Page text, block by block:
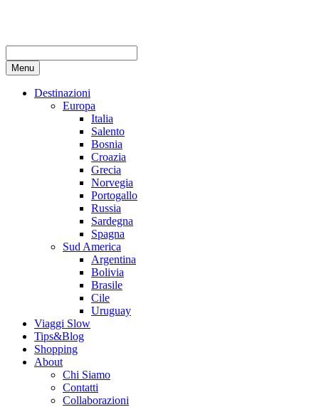
Menu
Destinazioni
Europa
Italia
Salento
Bosnia
Croazia
Grecia
Norvegia
Portogallo
Russia
Sardegna
Spagna
Sud America
Argentina
Bolivia
Brasile
Cile
Uruguay
Viaggi Slow
Tips&Blog
Shopping
About
Chi Siamo
Contatti
Collaborazioni